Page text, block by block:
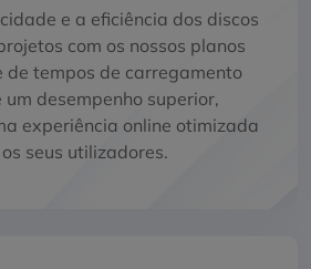
e a eficiência dos discos
com os nossos planos
de tempos de carregamento
um desempenho superior,
experiência online otimizada
seus utilizadores.